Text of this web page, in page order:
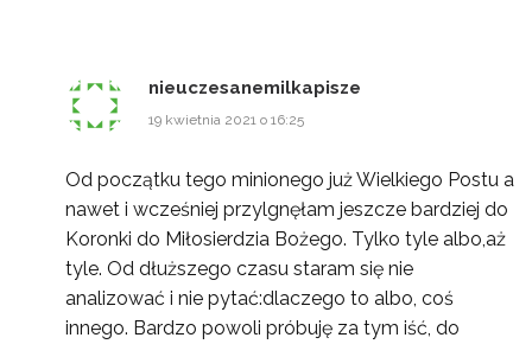
nieuczesanemilkapisze
19 kwietnia 2021 o 16:25
Od początku tego minionego już Wielkiego Postu a
nawet i wcześniej przylgnęłam jeszcze bardziej do
Koronki do Miłosierdzia Bożego. Tylko tyle albo,aż
tyle. Od dłuższego czasu staram się nie
analizować i nie pytać:dlaczego to albo, coś
innego. Bardzo powoli próbuję za tym iść, do